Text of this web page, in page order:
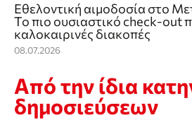
Εθελοντική αιμοδοσία στο
Το πιο ουσιαστικό check‑out
καλοκαιρινές διακοπές
08.07.2026
Από την ίδια
δημοσιεύσεων